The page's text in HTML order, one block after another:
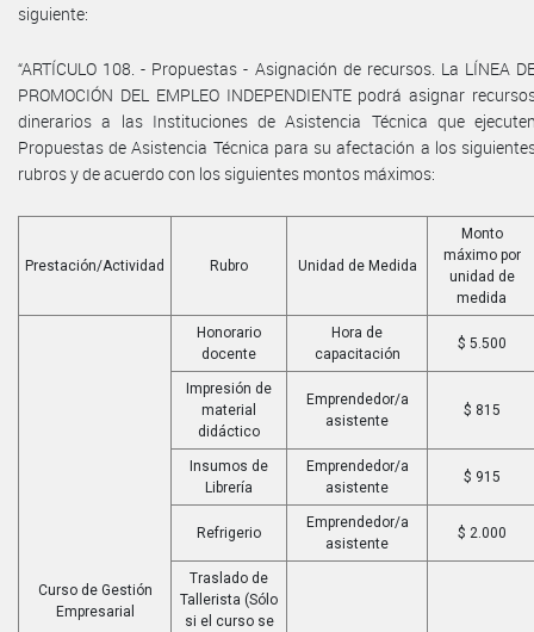
siguiente:
“ARTÍCULO 108. - Propuestas - Asignación de recursos. La LÍNEA
PROMOCIÓN DEL EMPLEO INDEPENDIENTE podrá asignar
dinerarios a las Instituciones de Asistencia Técnica que
Propuestas de Asistencia Técnica para su afectación a los
rubros y de acuerdo con los siguientes montos máximos:
Prestación/Actividad Rubro Unidad de Medida
Monto
máximo por
unidad de
medida
Curso de Gestión
Empresarial
Honorario
docente
Hora de
capacitación
$ 5.500
Impresión de
material
didáctico
Emprendedor/a
asistente
$ 815
Insumos de
Librería
Emprendedor/a
asistente
$ 915
Refrigerio
Emprendedor/a
asistente
$ 2.000
Traslado de
Tallerista (Sólo
si el curso se